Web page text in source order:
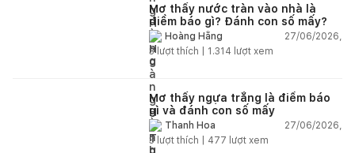
Mơ thấy nước tràn vào nhà là
điềm báo gì? Đánh con số mấy?
Hoàng Hằng
27/06/2026,
3lượt thích | 1.314 lượt xem
Mơ thấy ngựa trắng là điềm báo
gì và đánh con số mấy
Thanh Hoa
27/06/2026,
3lượt thích | 477 lượt xem